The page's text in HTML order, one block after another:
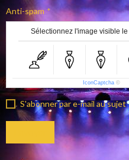
Anti-spam
Sélectionnez l'image visible
IconCaptcha ©
S'abonner par e-mail au sujet